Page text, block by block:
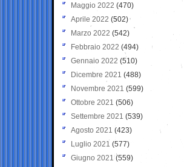
Maggio 2022 (470)
Aprile 2022 (502)
Marzo 2022 (542)
Febbraio 2022 (494)
Gennaio 2022 (510)
Dicembre 2021 (488)
Novembre 2021 (599)
Ottobre 2021 (506)
Settembre 2021 (539)
Agosto 2021 (423)
Luglio 2021 (577)
Giugno 2021(559)